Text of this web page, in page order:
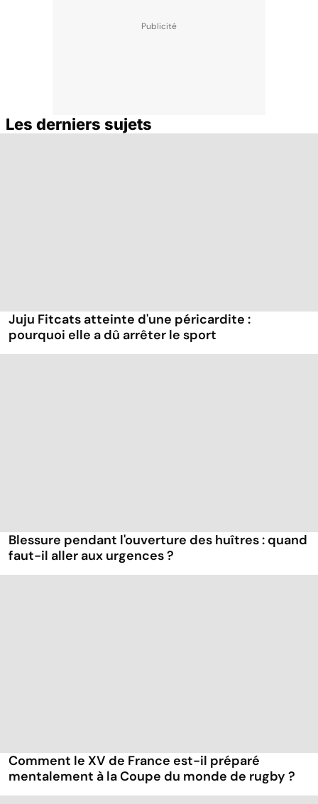
Les derniers sujets
Juju Fitcats atteinte d'une péricardite :
pourquoi elle a dû arrêter le sport
Blessure pendant l'ouverture des huîtres : quand
faut-il aller aux urgences ?
Comment le XV de France est-il préparé
mentalement à la Coupe du monde de rugby ?